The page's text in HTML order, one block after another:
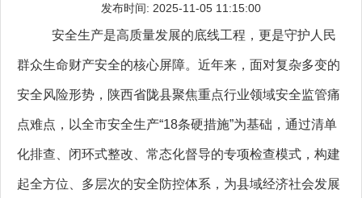
发布时间: 2025-11-05 11:15:00
安全生产是高质量发展的底线工程，更是守护人民
群众生命财产安全的核心屏障。近年来，面对复杂多变的
安全风险形势，陕西省陇县聚焦重点行业领域安全监管痛
点难点，以全市安全生产“18条硬措施”为基础，通过清单
化排查、闭环式整改、常态化督导的专项检查模式，构建
起全方位、多层次的安全防控体系，为县域经济社会发展